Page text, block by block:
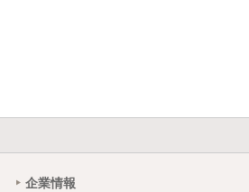
企業情報